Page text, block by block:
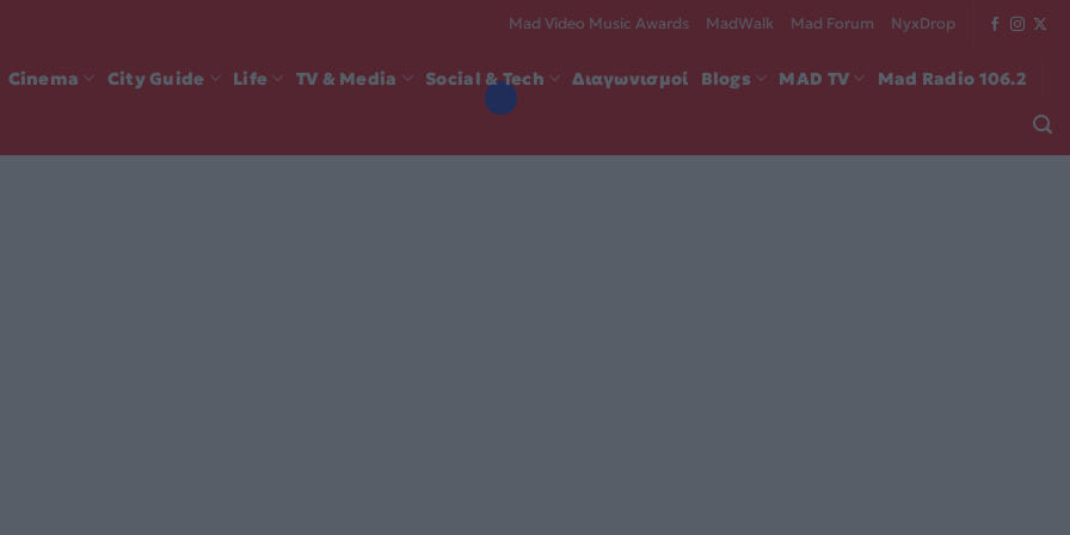
Mad Video Music Awards MadWalk Mad Forum NyxDrop
Cinema City Guide Life TV & Media Social & Tech Διαγωνισμοί Blogs MAD TV Mad Radio 106.2